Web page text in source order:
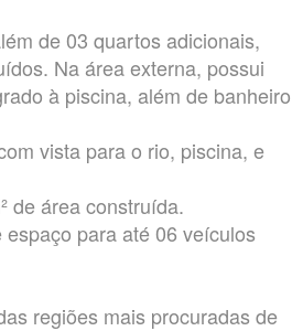
de 03 quartos adicionais,
Na área externa, possui
à piscina, além de banheiro
vista para o rio, piscina, e
de área construída.
para até 06 veículos
regiões mais procuradas de